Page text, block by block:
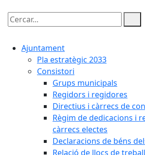
Cercar:
Ajuntament
Pla estratègic 2033
Consistori
Grups municipals
Regidors i regidores
Directius i càrrecs de
Règim de dedicacions i
càrrecs electes
Declaracions de béns
Relació de llocs de